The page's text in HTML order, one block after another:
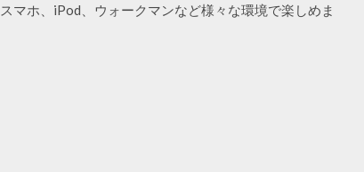
マホ、iPod、ウォークマンなど様々な環境で楽しめま